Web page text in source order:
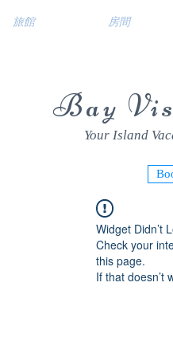
旅館 房間
Bay
Your Island
Widget Didn’t
Check your
this page.
If that doesn’t